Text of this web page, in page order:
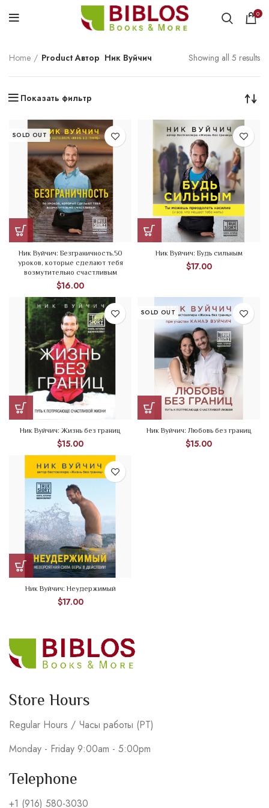
0
Home Product Автор Ник Вуйчич Showing all 5 results
Показать фильтр
SOLD OUT
Ник Вуйчич: Безграничность.50
уроков, которые сделают тебя
возмутительно счастливым
$16.00
Ник Вуйчич: Будь сильным
$17.00
Ник Вуйчич: Жизнь без границ
$15.00
SOLD OUT
Ник Вуйчич: Любовь без границ
$15.00
Ник Вуйчич: Неудержимый
$17.00
Store Hours
Regular Hours / Часы работы (PT)
Monday - Friday 9:00am - 5:00pm
Telephone
+1 (916) 580-3030